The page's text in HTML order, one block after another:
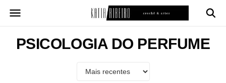
para
conteúdoPSICOLOGIA DO PERFUME